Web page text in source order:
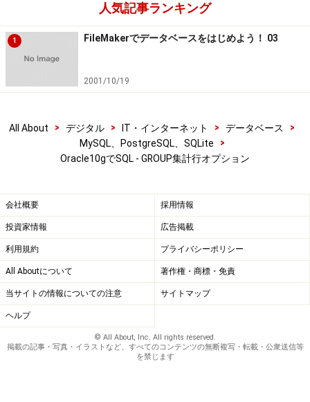
人気記事ランキング
1 FileMakerでデータベースをはじめよう！ 03
2001/10/19
All About > デジタル > IT・インターネット > データベース
>
MySQL、PostgreSQL、SQLite
>
Oracle10gでSQL - GROUP集計行オプション
会社概要 採用情報
投資家情報 広告掲載
利用規約 プライバシーポリシー
All Aboutについて 著作権・商標・免責
当サイトの情報についての注意 サイトマップ
ヘルプ
© All About, Inc. All rights reserved.
掲載の記事・写真・イラストなど、すべてのコンテンツの無断複写・転載・公衆送信等
を禁じます